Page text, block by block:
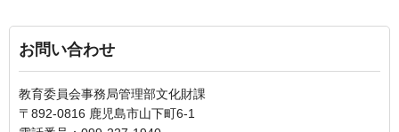
お問い合わせ
教育委員会事務局管理部文化財課
〒892-0816 鹿児島市山下町6-1